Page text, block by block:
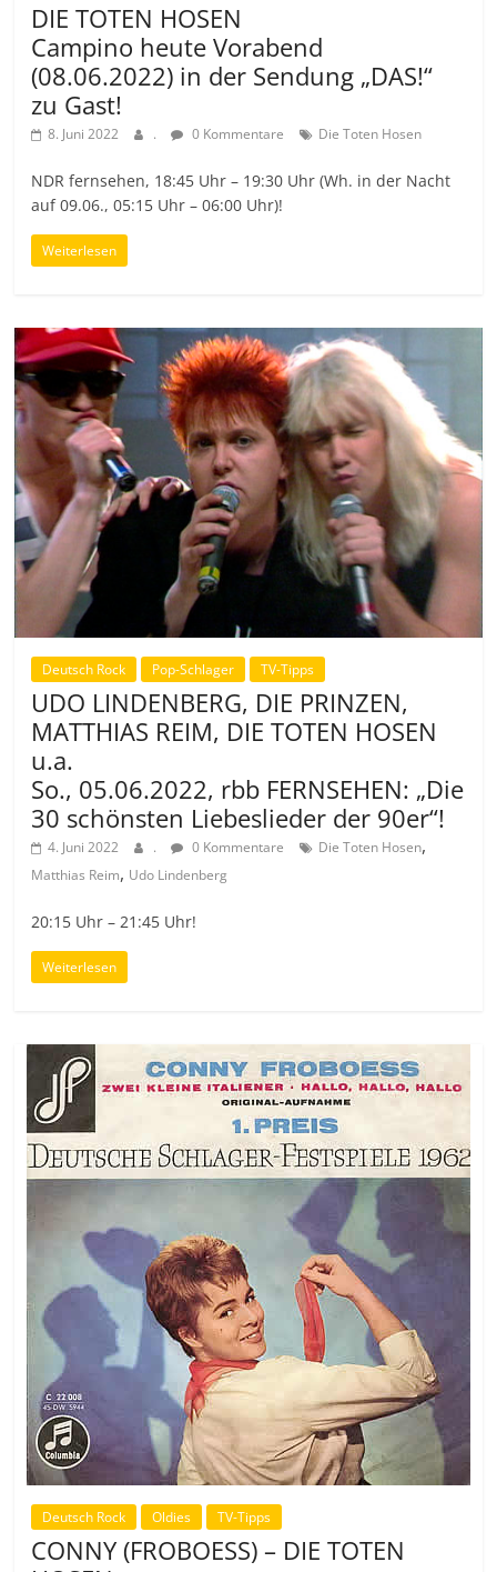
DIE TOTEN HOSEN
Campino heute Vorabend
(08.06.2022) in der Sendung „DAS!“
zu Gast!
8. Juni 2022 . 0 Kommentare Die Toten Hosen
NDR fernsehen, 18:45 Uhr – 19:30 Uhr (Wh. in der Nacht
auf 09.06., 05:15 Uhr – 06:00 Uhr)!
Weiterlesen
Deutsch Rock Pop-Schlager TV-Tipps
UDO LINDENBERG, DIE PRINZEN,
MATTHIAS REIM, DIE TOTEN HOSEN
u.a.
So., 05.06.2022, rbb FERNSEHEN: „Die
30 schönsten Liebeslieder der 90er“!
4. Juni 2022 . 0 Kommentare Die Toten Hosen,
Matthias Reim, Udo Lindenberg
20:15 Uhr – 21:45 Uhr!
Weiterlesen
Deutsch Rock Oldies TV-Tipps
CONNY (FROBOESS) – DIE TOTEN